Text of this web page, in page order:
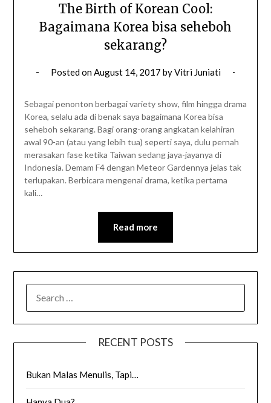
The Birth of Korean Cool:
Bagaimana Korea bisa seheboh
sekarang?
Posted onAugust 14, 2017 byVitri Juniati
Sebagai penonton berbagai variety show, film hingga drama
Korea, selalu ada di benak saya bagaimana Korea bisa
seheboh sekarang. Bagi orang-orang angkatan kelahiran
awal 90-an (atau yang lebih tua) seperti saya, dulu pernah
merasakan fase ketika Taiwan sedang jaya-jayanya di
Indonesia. Demam F4 dengan Meteor Gardennya jelas tak
terlupakan. Berbicara mengenai drama, ketika pertama
kali…
Read more
FOR:
RECENT POSTS
Bukan Malas Menulis, Tapi…